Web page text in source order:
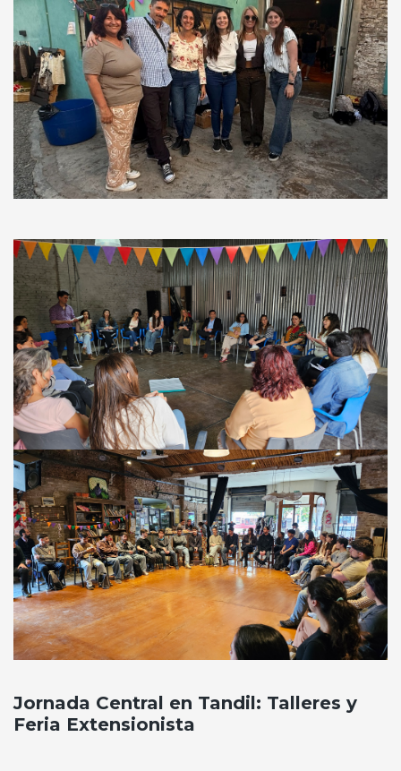
Jornada Central en Tandil: Talleres y
Feria Extensionista